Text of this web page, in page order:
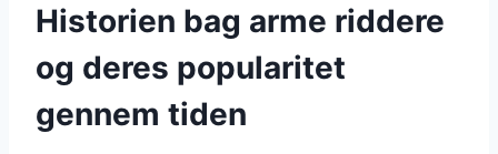
Historien bag arme riddere
og deres popularitet
gennem tiden